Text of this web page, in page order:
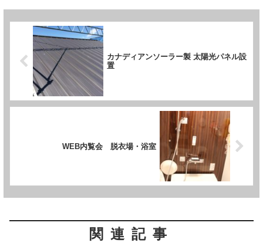
カナディアンソーラー製 太陽光パネル設
置
WEB内覧会 脱衣場・浴室
関連記事